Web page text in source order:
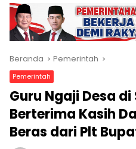
Beranda Pemerintah
Pemerintah
Guru Ngaji Desa
Berterima Kasih
Beras dari Plt